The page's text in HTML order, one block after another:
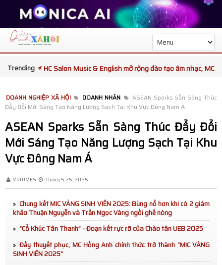
Trending
Tọa đàm sức khỏe phổi kết nối chuyên gia Việt Nam và
Ba đại diện Việt Nam được kỳ vọng tạo dấu ấn tại King
and Queen Republic Continent International 2026
Trạm Phóng Tương Lai mùa 7 bàn giao trường học mới,
Toàn Cảnh TEDxUEB 2026: Không Gian Kết Nối Ý Tưởng
Và Lan Tỏa Tinh Thần “Convergence”
Diễn viên Dương Phi Long: “Ngẫm - Cười” là tiếng cười
chậm giữa thời đại ồn ào
DOANH NGHIỆP XÃ HỘI DOANH NHÂN
ASEAN Sparks Sẵn Sàng Thúc
Đẩy Đổi Mới Sáng Tạo Năng Lượng Sạch Tại Khu Vực Đông Nam Á
ASEAN Sparks Sẵn Sàng Thúc Đẩy Đổi
Mới Sáng Tạo Năng Lượng Sạch Tại Khu
Vực Đông Nam Á
VRITIMES Tháng 5 25, 2025
Chung kết MIC VÀNG SINH VIÊN 2025: Bùng nổ hơn khi có 2 giám
khảo Thuận Nguyễn và Trần Ngọc Vàng ngồi ghế nóng
“Cổ Khúc Tân Thanh” - Đoạn kết rực rỡ của Chào tân UEB 2025
Đầy thuyết phục, MC Hồng Anh chính thức trở thành “MIC VÀNG
SINH VIÊN 2025”